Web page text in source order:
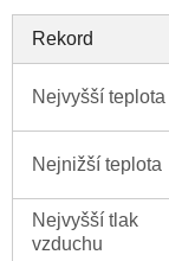
Rekord
Nejvyšší teplota
Nejnižší teplota
Nejvyšší tlak
vzduchu